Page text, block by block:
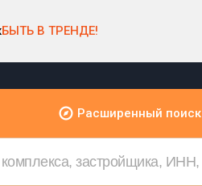
БЫТЬ В ТРЕНДЕ!
Расширенный поиск